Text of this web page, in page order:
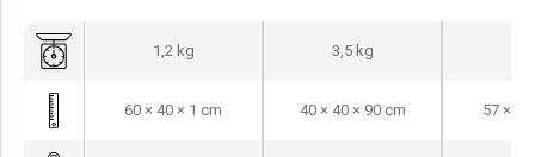
1,2 kg 3,5 kg
60 × 40 × 1 cm 40 × 40 × 90 cm 57 ×